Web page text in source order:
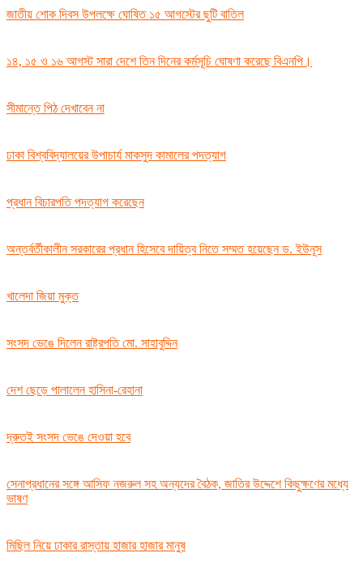
জাতীয় শোক দিবস উপলক্ষে ঘোষিত ১৫ আগস্টের ছুটি বাতিল
১৪, ১৫ ও ১৬ আগস্ট সারা দেশে তিন দিনের কর্মসূচি ঘোষণা করেছে বিএনপি।
সীমান্তে পিঠ দেখাবেন না
ঢাকা বিশ্ববিদ্যালয়ের উপাচার্য মাকসুদ কামালের পদত্যাগ
প্রধান বিচারপতি পদত্যাগ করেছেন
অন্তর্বর্তীকালীন সরকারের প্রধান হিসেবে দায়িত্ব নিতে সম্মত হয়েছেন ড. ইউনূস
খালেদা জিয়া মুক্ত
সংসদ ভেঙে দিলেন রাষ্ট্রপতি মো. সাহাবুদ্দিন
দেশ ছেড়ে পালালেন হাসিনা-রেহানা
দ্রুতই সংসদ ভেঙে দেওয়া হবে
সেনাপ্রধানের সঙ্গে আসিফ নজরুল সহ অন্যদের বৈঠক, জাতির উদ্দেশে কিছুক্ষণের মধ্যে
ভাষণ
মিছিল নিয়ে ঢাকার রাস্তায় হাজার হাজার মানুষ